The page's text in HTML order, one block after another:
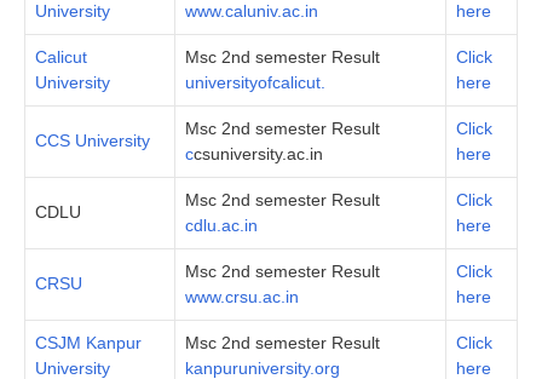
University
www.caluniv.ac.in
here
Calicut
University
Msc 2nd semester Result
universityofcalicut.
Click
here
CCS University
Msc 2nd semester Result
ccsuniversity.ac.in
Click
here
CDLU
Msc 2nd semester Result
cdlu.ac.in
Click
here
CRSU
Msc 2nd semester Result
www.crsu.ac.in
Click
here
CSJM Kanpur
University
Msc 2nd semester Result
kanpuruniversity.org
Click
here